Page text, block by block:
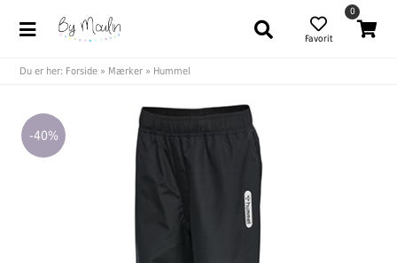
Favorit
0
Du er her: Forside » Mærker » Hummel
-40%